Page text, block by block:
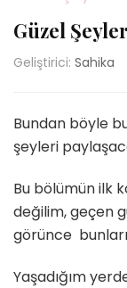
Güzel Şeyler
Geliştirici: Sahika
Bundan böyle
şeyleri
Bu bölümün ilk
değilim, geçen
görünce
Yaşadığım